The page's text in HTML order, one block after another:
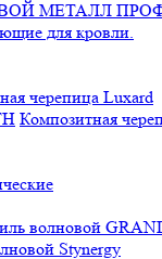
для кровли.
черепица Luxard
Композитная
волновой
Stynergy